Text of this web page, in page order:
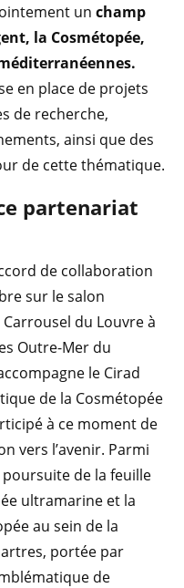
un champ
la Cosmétopée,
en place de projets
de recherche,
ainsi que des
de cette thématique.
partenariat
de collaboration
sur le salon
du Louvre à
Outre-Mer du
le Cirad
de la Cosmétopée
à ce moment de
vers l’avenir. Parmi
de la feuille
ultramarine et la
au sein de la
portée par
de